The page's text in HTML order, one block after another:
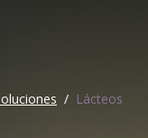
/ Lácteos